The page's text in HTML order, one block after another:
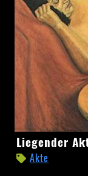
Liegender
Akt
(Hannah)
Liegender
Akte